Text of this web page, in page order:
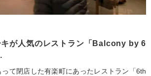
キが人気のレストラン「Balcony by 6
て閉店した有楽町にあったレストラン「6th